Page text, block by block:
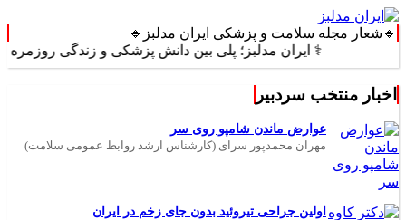
🔹شعار مجله سلامت و پزشکی ایران مدلبز🔹
⚕️ ایران مدلبز؛ پلی بین دانش پزشکی و زندگی روزمره ⚕️
اخبار منتخب سردبیر
عوارض ماندن شامپو روی سر
مهران محمدپور سرای (کارشناس ارشد روابط عمومی سلامت)
اولین جراحی تیروئید بدون جای زخم در ایران